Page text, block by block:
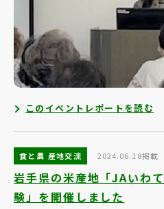
このイベントレポートを読む
食と農 産地交流 2024.06.18掲載
岩手県の米産地「JAいわ
験」を開催しました